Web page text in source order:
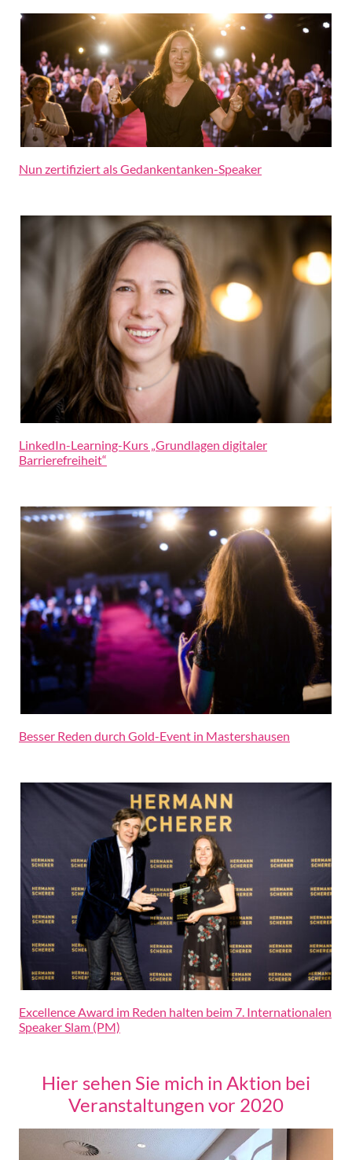
Nun zertifiziert als Gedankentanken-Speaker
LinkedIn-Learning-Kurs „Grundlagen digitaler
Barrierefreiheit“
Besser Reden durch Gold-Event in Mastershausen
Excellence Award im Reden halten beim 7. Internationalen
Speaker Slam (PM)
Hier sehen Sie mich in Aktion bei
Veranstaltungen vor 2020